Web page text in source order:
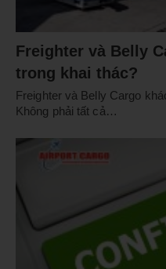
Freighter và Belly
trong khai thác?
Freighter và Belly Cargo
Không phải tất cả…